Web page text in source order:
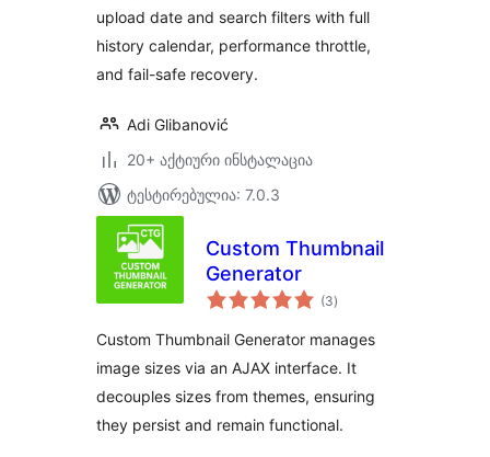
upload date and search filters with full
history calendar, performance throttle,
and fail-safe recovery.
Adi Glibanović
20+ აქტიური ინსტალაცია
ტესტირებულია: 7.0.3
Custom Thumbnail
Generator
(3საერთო
რეიტინგი
)
Custom Thumbnail Generator manages
image sizes via an AJAX interface. It
decouples sizes from themes, ensuring
they persist and remain functional.